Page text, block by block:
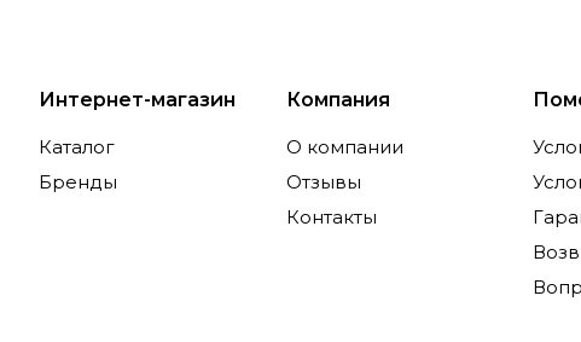
Интернет-магазин
Каталог
Бренды
Компания
О компании
Отзывы
Контакты